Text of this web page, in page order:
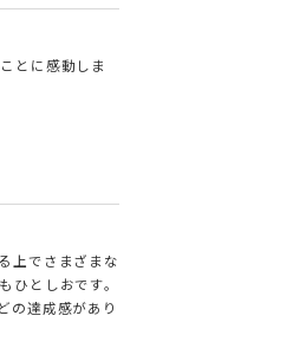
とに感動しま
上でさまざまな
としおです。
の達成感があり